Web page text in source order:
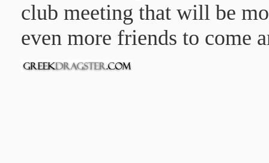
club meeting that will be
even more friends to come